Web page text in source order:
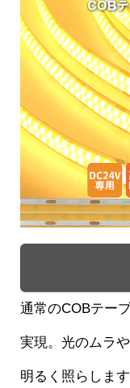
通常のCOBテー
実現。光のムラ
明るく照らしま